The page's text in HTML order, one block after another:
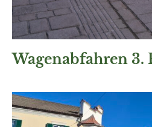
Wagenabfahren 3.